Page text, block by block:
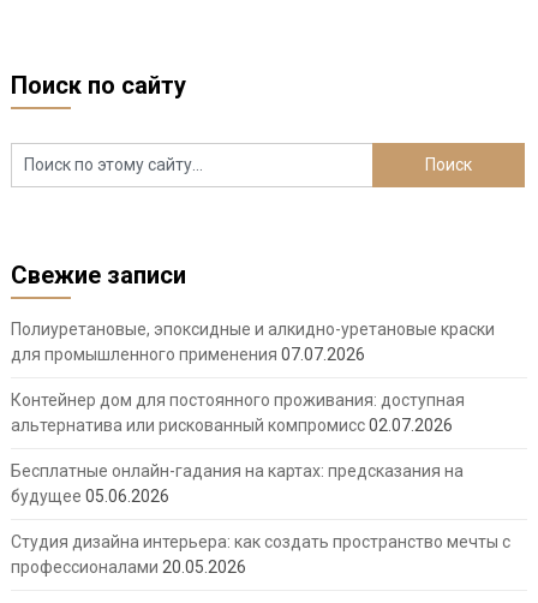
Поиск по сайту
Свежие записи
Полиуретановые, эпоксидные и алкидно-уретановые краски
для промышленного применения 07.07.2026
Контейнер дом для постоянного проживания: доступная
альтернатива или рискованный компромисс02.07.2026
Бесплатные онлайн-гадания на картах: предсказания на
будущее 05.06.2026
Студия дизайна интерьера: как создать пространство мечты с
профессионалами 20.05.2026